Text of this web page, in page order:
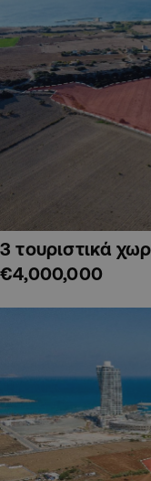
3 τουριστικά
€4,000,000